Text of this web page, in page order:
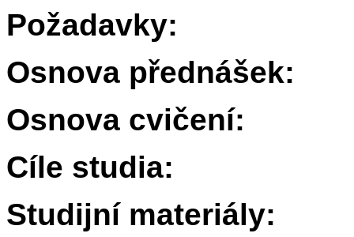
Požadavky:
Osnova přednášek:
Osnova cvičení:
Cíle studia:
Studijní materiály: